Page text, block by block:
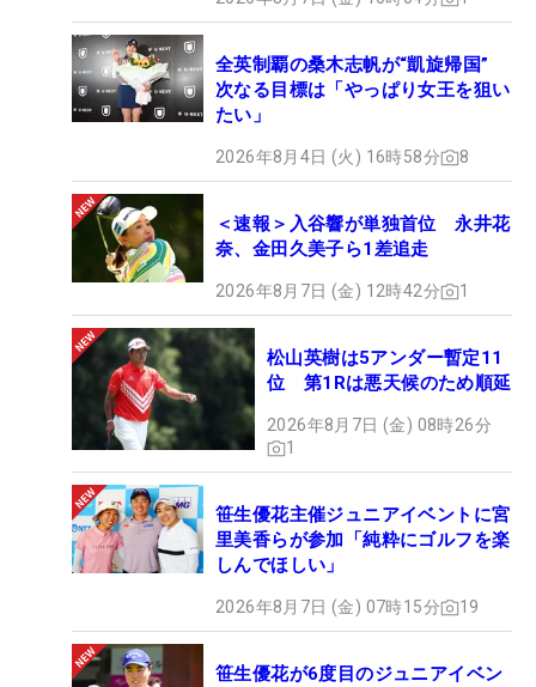
全英制覇の桑木志帆が“凱旋帰国”
次なる目標は「やっぱり女王を狙い
たい」
2026年8月4日 (火) 16時58分 8
＜速報＞入谷響が単独首位 永井花
奈、金田久美子ら1差追走
2026年8月7日 (金) 12時42分 1
松山英樹は5アンダー暫定11
位 第1Rは悪天候のため順延
2026年8月7日 (金) 08時26分
1
笹生優花主催ジュニアイベントに宮
里美香らが参加「純粋にゴルフを楽
しんでほしい」
2026年8月7日 (金) 07時15分 19
笹生優花が6度目のジュニアイベン